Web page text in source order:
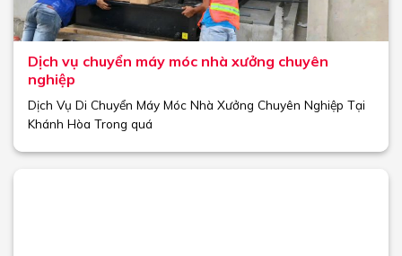
Dịch vụ chuyển máy móc nhà xưởng chuyên
nghiệp
Dịch Vụ Di Chuyển Máy Móc Nhà Xưởng Chuyên Nghiệp Tại
Khánh Hòa Trong quá